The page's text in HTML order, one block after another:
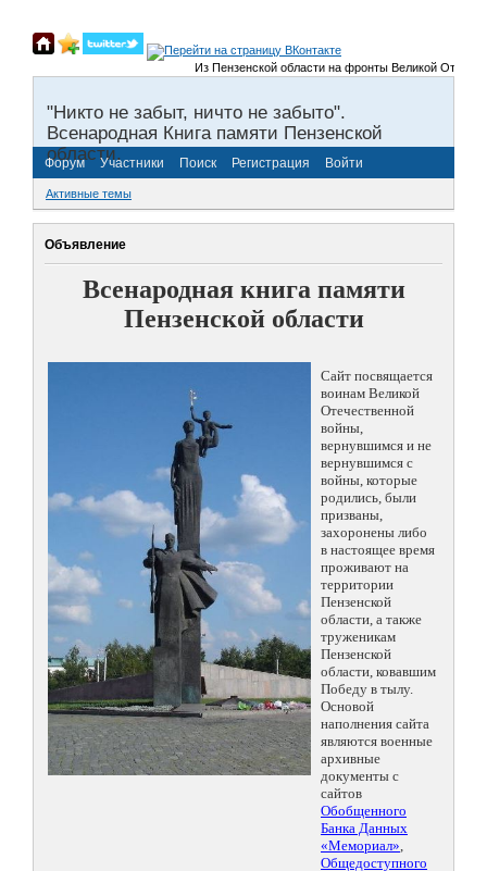
Из Пензенской области на фронты Великой
"Никто не забыт, ничто не забыто".
Всенародная Книга памяти Пензенской
области.
Форум Участники Поиск Регистрация Войти
Активные темы
Объявление
Всенародная книга памяти
Пензенской области
Сайт посвящается
воинам Великой
Отечественной
войны,
вернувшимся и не
вернувшимся с
войны, которые
родились, были
призваны,
захоронены либо
в настоящее время
проживают на
территории
Пензенской
области, а также
труженикам
Пензенской
области, ковавшим
Победу в тылу.
Основой
наполнения сайта
являются военные
архивные
документы с
сайтов
Обобщенного
Банка Данных
«Мемориал»,
Общедоступного